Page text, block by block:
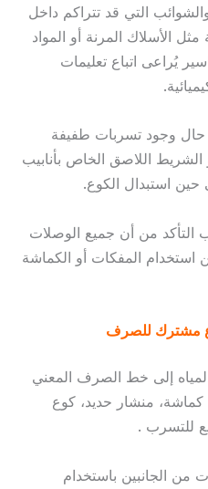
التي قد تتراكم داخل
الأسلاك المرنة أو المواد
يُراعى اتباع تعليمات
حال وجود تسربات طفيفة
الشريط اللاصق الخاص بأنابيب
استبدال الكوع.
التأكد من أن جميع الوصلات
المفكات أو الكماشة
مشترك للصرف
إلى خط الصرف المعني
كماشة، منشار حديد، كوع
للتسرب .
من الجانبين باستخدام